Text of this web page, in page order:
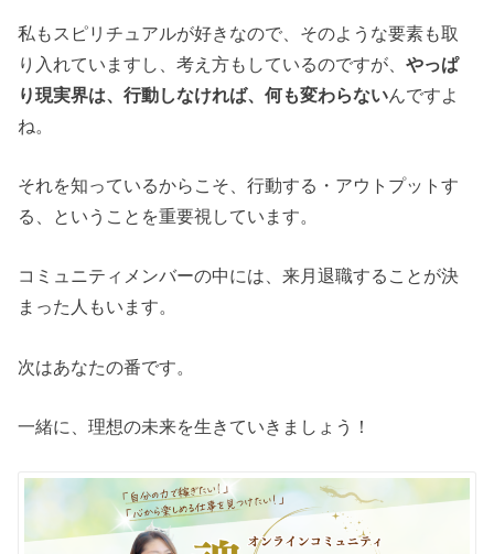
私もスピリチュアルが好きなので、そのような要素も取
り入れていますし、考え方もしているのですが、やっぱ
り現実界は、行動しなければ、何も変わらないんですよ
ね。
それを知っているからこそ、行動する・アウトプットす
る、ということを重要視しています。
コミュニティメンバーの中には、来月退職することが決
まった人もいます。
次はあなたの番です。
一緒に、理想の未来を生きていきましょう！